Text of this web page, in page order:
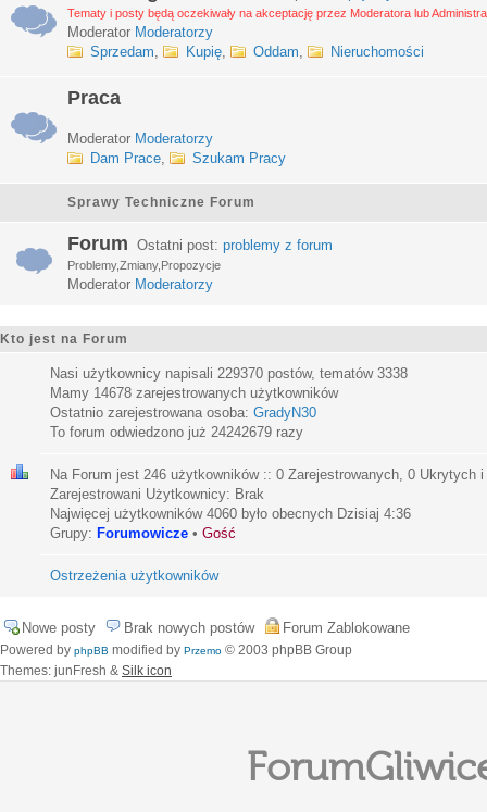
Tematy i posty będą oczekiwały na akceptację przez Moderatora lub
Moderator Moderatorzy
Sprzedam, Kupię, Oddam, Nieruchomości
Praca
Moderator Moderatorzy
Dam Prace, Szukam Pracy
Sprawy Techniczne Forum
Forum Ostatni post: problemy z forum
Problemy,Zmiany,Propozycje
Moderator Moderatorzy
Kto jest na Forum
Nasi użytkownicy napisali 229370 postów, tematów 3338
Mamy 14678 zarejestrowanych użytkowników
Ostatnio zarejestrowana osoba: GradyN30
To forum odwiedzono już 24242679 razy
Na Forum jest 246 użytkowników :: 0 Zarejestrowanych, 0 Ukrytych
Zarejestrowani Użytkownicy: Brak
Najwięcej użytkowników 4060 było obecnych Dzisiaj 4:36
Grupy: Forumowicze • Gość
Ostrzeżenia użytkowników
Nowe posty Brak nowych postów Forum Zablokowane
Powered by phpBB modified by Przemo © 2003 phpBB Group
Themes: junFresh & Silk icon